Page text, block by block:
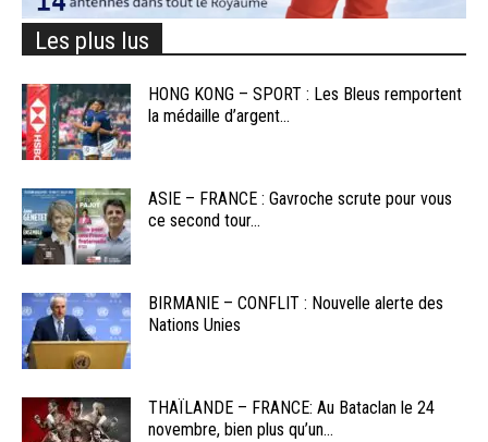
Les plus lus
HONG KONG – SPORT : Les Bleus remportent
la médaille d’argent...
ASIE – FRANCE : Gavroche scrute pour vous
ce second tour...
BIRMANIE – CONFLIT : Nouvelle alerte des
Nations Unies
THAÏLANDE – FRANCE: Au Bataclan le 24
novembre, bien plus qu’un...